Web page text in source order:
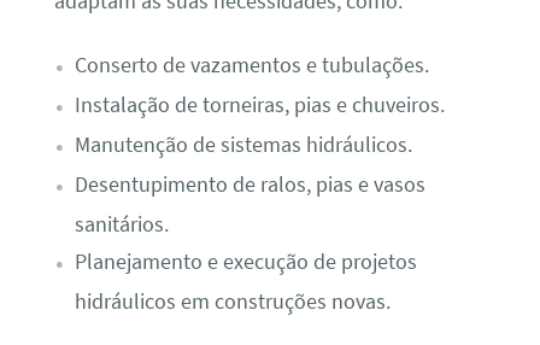
Conserto de vazamentos e tubulações.
Instalação de torneiras, pias e chuveiros.
Manutenção de sistemas hidráulicos.
Desentupimento de ralos, pias e vasos
sanitários.
Planejamento e execução de projetos
hidráulicos em construções novas.